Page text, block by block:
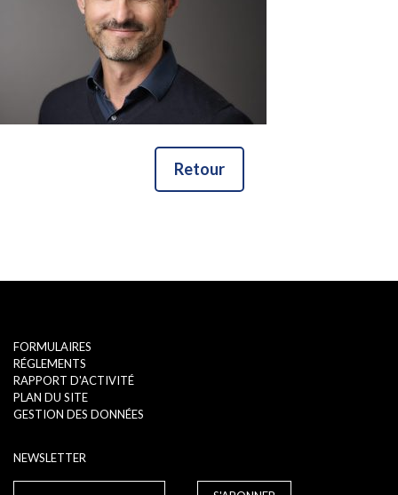
Retour
FORMULAIRES
RÉGLEMENTS
RAPPORT D'ACTIVITÉ
PLAN DU SITE
GESTION DES DONNÉES
NEWSLETTER